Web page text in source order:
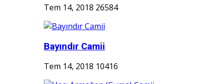
Tem 14, 2018 26584
Bayındır Camii
Tem 14, 2018 10416